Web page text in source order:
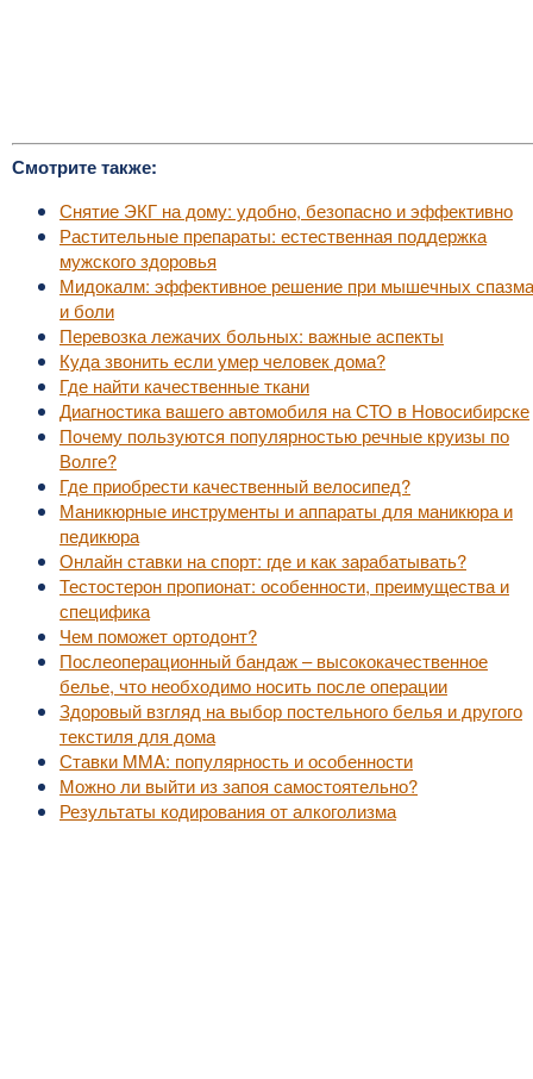
Смотрите также:
Снятие ЭКГ на дому: удобно, безопасно и эффективно
Растительные препараты: естественная поддержка
мужского здоровья
Мидокалм: эффективное решение при мышечных
и боли
Перевозка лежачих больных: важные аспекты
Куда звонить если умер человек дома?
Где найти качественные ткани
Диагностика вашего автомобиля на СТО в Новосибирске
Почему пользуются популярностью речные круизы по
Волге?
Где приобрести качественный велосипед?
Маникюрные инструменты и аппараты для маникюра и
педикюра
Онлайн ставки на спорт: где и как зарабатывать?
Тестостерон пропионат: особенности, преимущества и
специфика
Чем поможет ортодонт?
Послеоперационный бандаж – высококачественное
белье, что необходимо носить после операции
Здоровый взгляд на выбор постельного белья и другого
текстиля для дома
Ставки MMA: популярность и особенности
Можно ли выйти из запоя самостоятельно?
Результаты кодирования от алкоголизма